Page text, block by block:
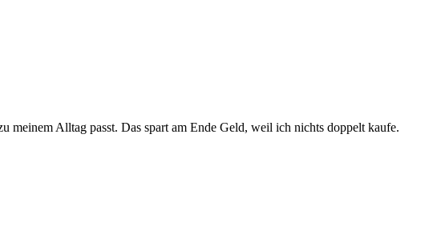
Alltag passt. Das spart am Ende Geld, weil ich nichts doppelt kaufe.